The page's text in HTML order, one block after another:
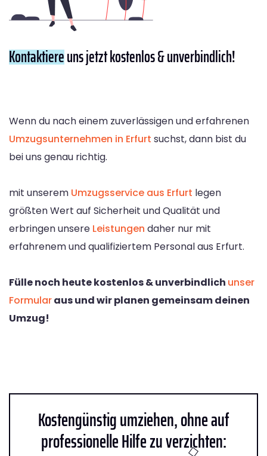
Kontaktiereuns jetzt kostenlos & unverbindlich!
Wenn du nach einem zuverlässigen und erfahrenen
Umzugsunternehmen in Erfurt suchst, dann bist du
bei uns genau richtig.
mit unserem Umzugsservice aus Erfurt legen
größten Wert auf Sicherheit und Qualität und
erbringen unsere Leistungen daher nur mit
erfahrenem und qualifiziertem Personal aus Erfurt.
Fülle noch heute kostenlos & unverbindlich unser
Formularaus und wir planen gemeinsam deinen
Umzug!
Kostengünstig umziehen, ohne auf
professionelle Hilfe zu verzichten: